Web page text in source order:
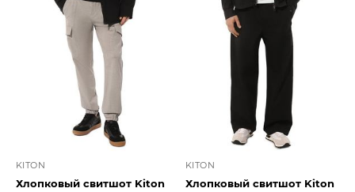
KITON
Хлопковый свитшот Kiton
KITON
Хлопковый свитшот Kiton